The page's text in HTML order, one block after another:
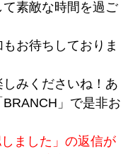
素敵な時間を過ご
お待ちしておりま
みくださいね！あ
」で是非お
ました」の返信が